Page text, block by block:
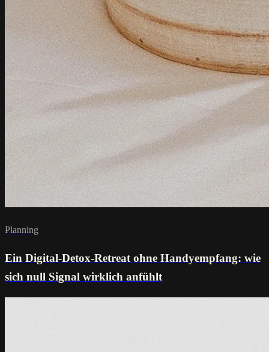
Planning
Ein Digital-Detox-Retreat ohne Handyempfang: wie
sich null Signal wirklich anfühlt